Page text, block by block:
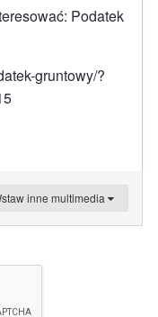
Podatek
gruntowy/?
inne multimedia